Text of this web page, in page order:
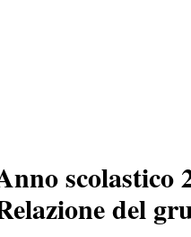
scolastico
del